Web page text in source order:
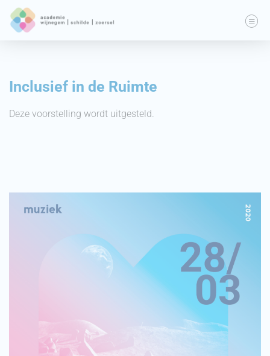
Inclusief in de Ruimte
Deze voorstelling wordt uitgesteld.